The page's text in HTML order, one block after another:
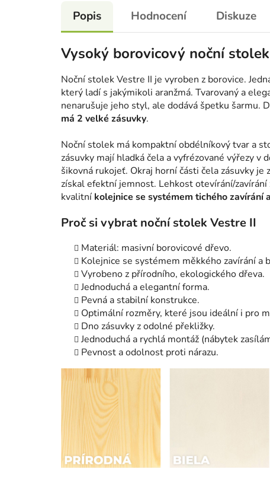
Popis Hodnocení Diskuze
Vysoký borovicový noční
Noční stolek Vestre II je vyroben z borovice.
který ladí s jakýmikoli aranžmá. Tvarovaný a
nenarušuje jeho styl, ale dodává špetku šarmu.
má 2 velké zásuvky.
Noční stolek má kompaktní obdélníkový tvar a
zásuvky mají hladká čela a vyfrézované výřezy
šikovná rukojeť. Okraj horní části čela zásuvky
získal efektní jemnost. Lehkost otevírání/
kvalitní kolejnice se systémem tichého zavírání
Proč si vybrat noční stolek Vestre II
Materiál: masivní borovicové dřevo.
Kolejnice se systémem měkkého zavírání a
Vyrobeno z přírodního, ekologického dřeva.
Jednoduchá a elegantní forma.
Pevná a stabilní konstrukce.
Optimální rozměry, které jsou ideální i pro
Dno zásuvky z odolné překližky.
Jednoduchá a rychlá montáž (nábytek
Pevnost a odolnost proti nárazu.